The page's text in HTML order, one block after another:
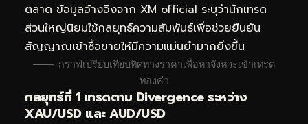
ตลาด ข้อมูลอ้างอิงจาก XM official ระบุว่านักเทรด
ส่วนใหญ่นิยมใช้กลยุทธ์ความสัมพันธ์เพื่อช่วยยืนยัน
สัญญาณเข้าซื้อขายให้มีความแม่นยำมากยิ่งขึ้น
กราฟเปรียบเทียบทิศทางราคาเพื่อหาจังหวะเข้าเทรด
ทองคำ
กลยุทธ์ที่ 1 เทรดตาม Divergence ระหว่าง
XAU/USD และ AUD/USD